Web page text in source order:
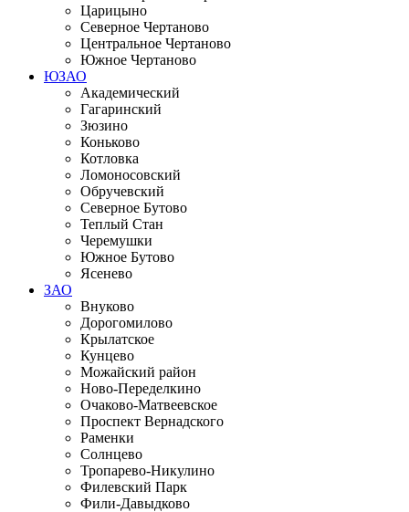
Царицыно
Северное Чертаново
Центральное Чертаново
Южное Чертаново
ЮЗАО
Академический
Гагаринский
Зюзино
Коньково
Котловка
Ломоносовский
Обручевский
Северное Бутово
Теплый Стан
Черемушки
Южное Бутово
Ясенево
ЗАО
Внуково
Дорогомилово
Крылатское
Кунцево
Можайский район
Ново-Переделкино
Очаково-Матвеевское
Проспект Вернадского
Раменки
Солнцево
Тропарево-Никулино
Филевский Парк
Фили-Давыдково